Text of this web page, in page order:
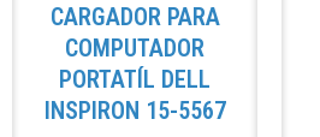
CARGADOR PARA
COMPUTADOR
PORTATÍL DELL
INSPIRON 15-5567